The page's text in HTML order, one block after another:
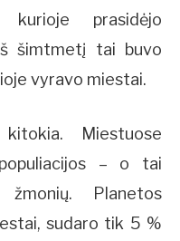
prasidėjo
šimtmetį tai buvo
vyravo miestai.
Miestuose
– o tai
Planetos
sudaro tik 5 %